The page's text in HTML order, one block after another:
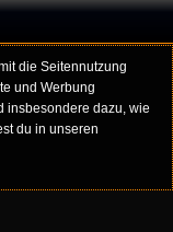
die Seitennutzung
und Werbung
insbesondere dazu, wie
du in unseren